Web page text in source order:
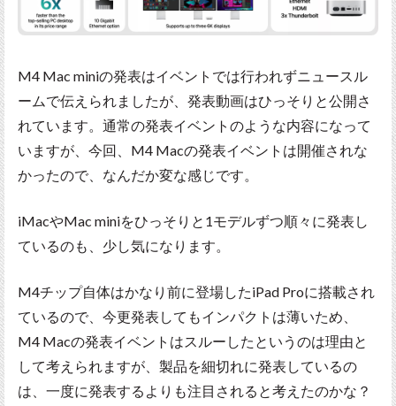
M4 Mac miniの発表はイベントでは行われずニュースル
ームで伝えられましたが、発表動画はひっそりと公開さ
れています。通常の発表イベントのような内容になって
いますが、今回、M4 Macの発表イベントは開催されな
かったので、なんだか変な感じです。
iMacやMac miniをひっそりと1モデルずつ順々に発表し
ているのも、少し気になります。
M4チップ自体はかなり前に登場したiPad Proに搭載され
ているので、今更発表してもインパクトは薄いため、
M4 Macの発表イベントはスルーしたというのは理由と
して考えられますが、製品を細切れに発表しているの
は、一度に発表するよりも注目されると考えたのかな？